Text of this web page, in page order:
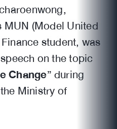
MUN (Model United
student, was
on the topic
Change” during
Ministry of